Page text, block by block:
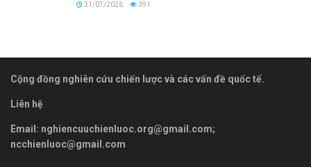
31/07/2026 391
Cộng đồng nghiên cứu chiến lược và các vấn đề quốc tế.
Liên hệ
Email: nghiencuuchienluoc.org@gmail.com;
ncchienluoc@gmail.com